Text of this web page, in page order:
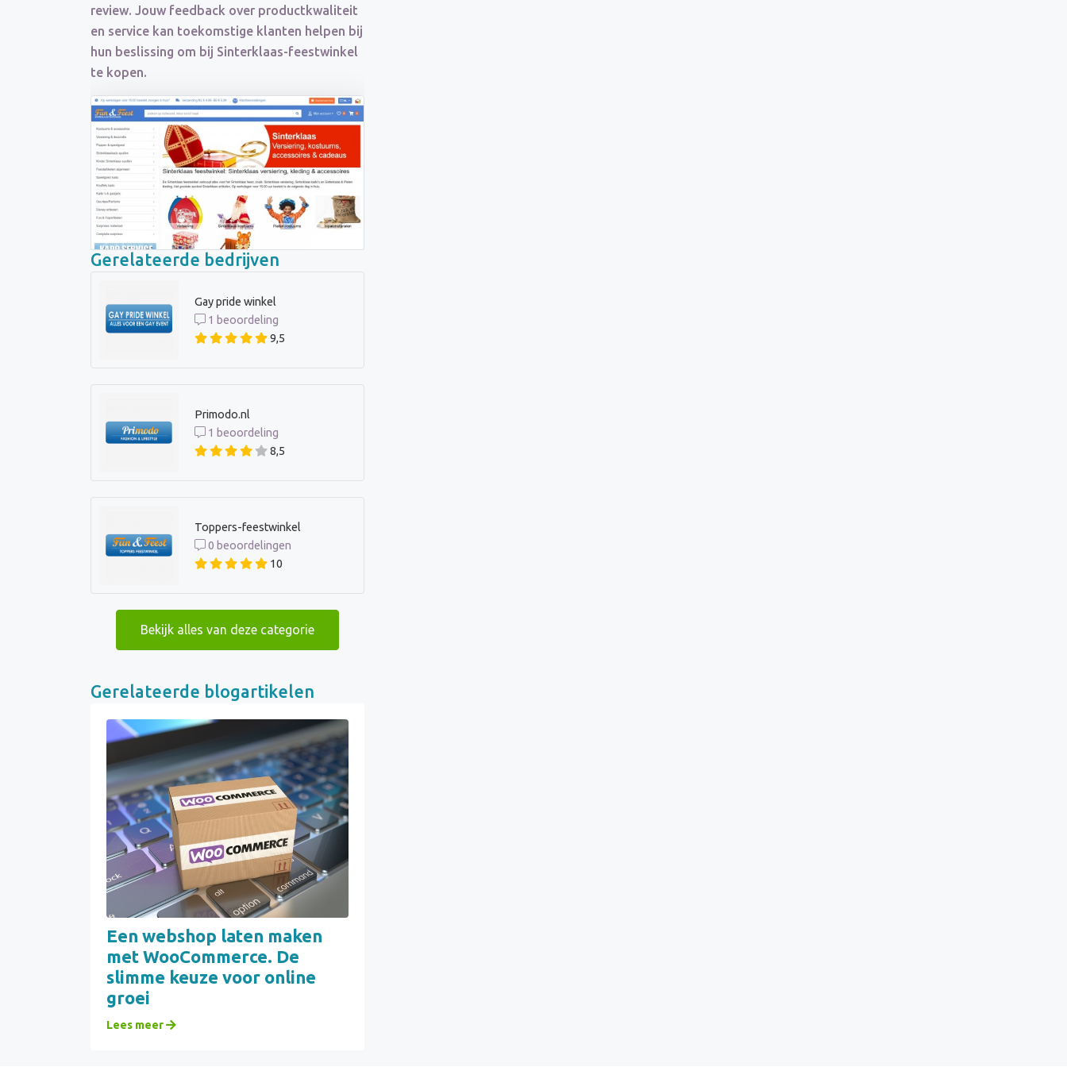
review. Jouw feedback over productkwaliteit
en service kan toekomstige klanten helpen bij
hun beslissing om bij Sinterklaas-feestwinkel
te kopen.
Gerelateerde bedrijven
Gay pride winkel
1 beoordeling
9,5
Primodo.nl
1 beoordeling
8,5
Toppers-feestwinkel
0 beoordelingen
10
Bekijk alles van deze categorie
Gerelateerde blogartikelen
Een webshop laten maken
met WooCommerce. De
slimme keuze voor online
groei
Lees meer